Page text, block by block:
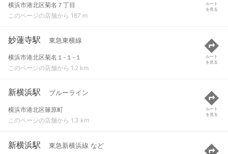
横浜市港北区菊名７丁目
このページの店舗から 187 m
ルート
を見る
妙蓮寺駅 東急東横線
横浜市港北区菊名１-１-１
このページの店舗から 1.2 km
ルート
を見る
新横浜駅 ブルーライン
横浜市港北区篠原町
このページの店舗から 1.3 km
ルート
を見る
新横浜駅 東急新横浜線 など